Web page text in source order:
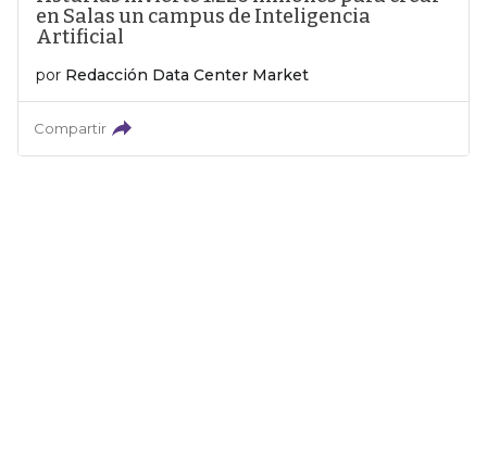
en Salas un campus de Inteligencia
Artificial
por Redacción Data Center Market
Compartir